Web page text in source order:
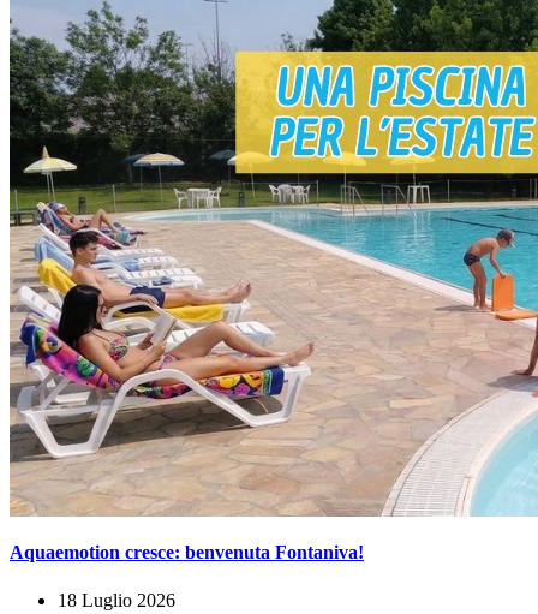
Aquaemotion cresce: benvenuta Fontaniva!
18 Luglio 2026